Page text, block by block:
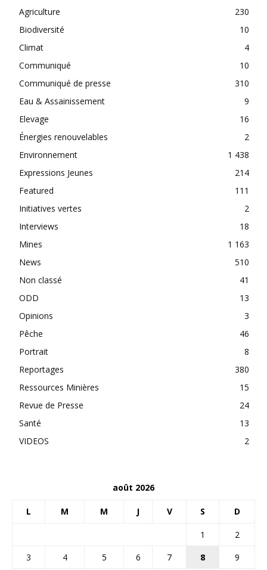
Agriculture
230
Biodiversité
10
Climat
4
Communiqué
10
Communiqué de presse
310
Eau & Assainissement
9
Elevage
16
Énergies renouvelables
2
Environnement
1 438
Expressions Jeunes
214
Featured
111
Initiatives vertes
2
Interviews
18
Mines
1 163
News
510
Non classé
41
ODD
13
Opinions
3
Pêche
46
Portrait
8
Reportages
380
Ressources Minières
15
Revue de Presse
24
Santé
13
VIDEOS
2
août 2026
L M M J V S D
1
2
3
4 5 6 7 8 9